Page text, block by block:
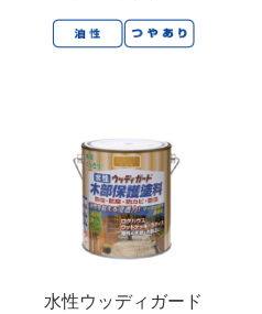
水性ウッディガード